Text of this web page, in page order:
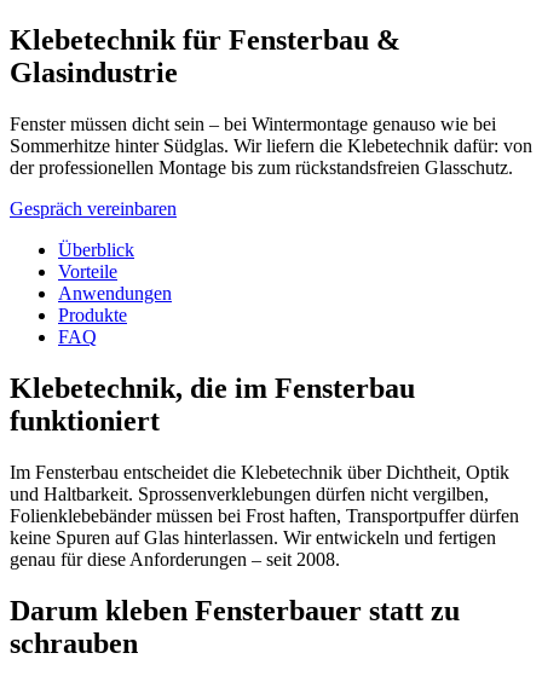
Klebetechnik für Fensterbau &
Glasindustrie
Fenster müssen dicht sein – bei Wintermontage genauso wie bei
Sommerhitze hinter Südglas. Wir liefern die Klebetechnik dafür: von
der professionellen Montage bis zum rückstandsfreien Glasschutz.
Gespräch vereinbaren
Überblick
Vorteile
Anwendungen
Produkte
FAQ
Klebetechnik, die im Fensterbau
funktioniert
Im Fensterbau entscheidet die Klebetechnik über Dichtheit, Optik
und Haltbarkeit. Sprossenverklebungen dürfen nicht vergilben,
Folienklebebänder müssen bei Frost haften, Transportpuffer dürfen
keine Spuren auf Glas hinterlassen. Wir entwickeln und fertigen
genau für diese Anforderungen – seit 2008.
Darum kleben Fensterbauer statt zu
schrauben